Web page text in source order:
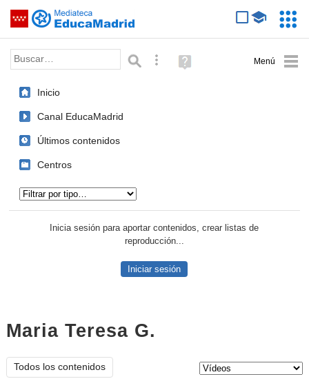
Saltar navegación
Palabra o frase: Búsqueda avanzada
Ayuda
(en
Inicio
Canal EducaMadrid
Últimos contenidos
Centros
Inicia sesión para aportar contenidos, crear listas de
reproducción...
Iniciar sesión
Maria Teresa G.
Todos los contenidos